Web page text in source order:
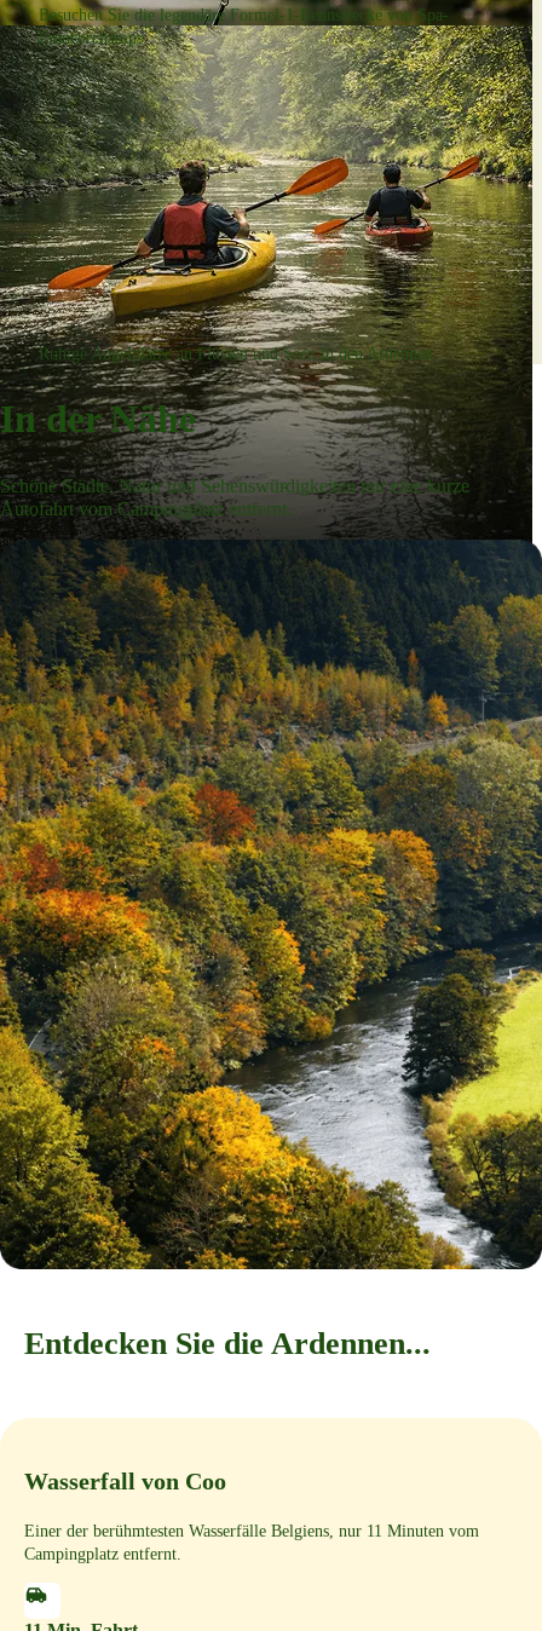
Besuchen Sie die legendäre Formel-1-Rennstrecke von Spa-
Francorchamps.
Angeln
Ruhige Angelplätze an Flüssen und Seen in den Ardennen.
Kajakfahren auf der Amblève
Genießen Sie Kajakfahren auf dem schönen Fluss Amblève in der
Nähe.
In der Nähe
Schöne Städte, Natur und Sehenswürdigkeiten nur eine kurze
Autofahrt vom Campingplatz entfernt.
Entdecken Sie die Ardennen...
Wasserfall von Coo
Einer der berühmtesten Wasserfälle Belgiens, nur 11 Minuten vom
Campingplatz entfernt.